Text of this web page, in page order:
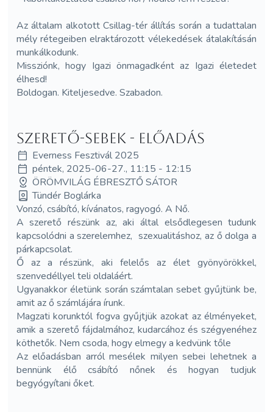
Az általam alkotott Csillag-tér állítás során a tudattalan
mély rétegeiben elraktározott vélekedések átalakításán
munkálkodunk.
Missziónk, hogy Igazi önmagadként az Igazi életedet
élhesd!
Boldogan. Kiteljesedve. Szabadon.
Szerető-sebek - előadás
Everness Fesztivál 2025
péntek, 2025-06-27., 11:15 - 12:15
ÖRÖMVILÁG ÉBRESZTŐ SÁTOR
Tündér Boglárka
Vonzó, csábító, kívánatos, ragyogó. A Nő.
A szerető részünk az, aki által elsődlegesen tudunk
kapcsolódni a szerelemhez, szexualitáshoz, az ő dolga a
párkapcsolat.
Ő az a részünk, aki felelős az élet gyönyörökkel,
szenvedéllyel teli oldaláért.
Ugyanakkor életünk során számtalan sebet gyűjtünk be,
amit az ő számlájára írunk.
Magzati korunktól fogva gyűjtjük azokat az élményeket,
amik a szerető fájdalmához, kudarcához és szégyenéhez
köthetők. Nem csoda, hogy elmegy a kedvünk tőle
Az előadásban arról mesélek milyen sebei lehetnek a
bennünk élő csábító nőnek és hogyan tudjuk
begyógyítani őket.